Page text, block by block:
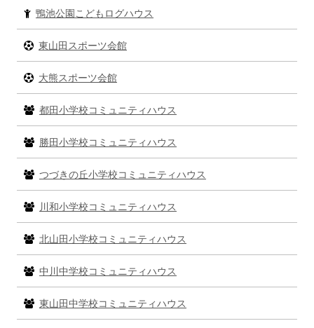
バ
ー
鴨池公園こどもログハウス
東山田スポーツ会館
大熊スポーツ会館
都田小学校コミュニティハウス
勝田小学校コミュニティハウス
つづきの丘小学校コミュニティハウス
川和小学校コミュニティハウス
北山田小学校コミュニティハウス
中川中学校コミュニティハウス
東山田中学校コミュニティハウス